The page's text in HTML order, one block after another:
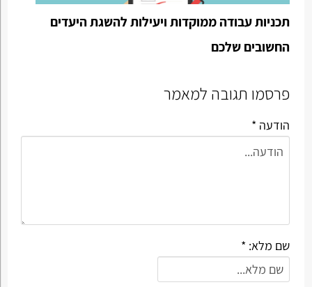
תכניות עבודה ממוקדות ויעילות להשגת היעדים
החשובים שלכם
פרסמו תגובה למאמר
הודעה *
שם מלא: *